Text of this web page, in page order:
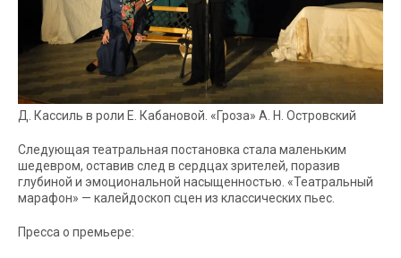
Д. Кассиль в роли Е. Кабановой. «Гроза» А. Н. Островский
Следующая театральная постановка стала маленьким
шедевром, оставив след в сердцах зрителей, поразив
глубиной и эмоциональной насыщенностью. «Театральный
марафон» — калейдоскоп сцен из классических пьес.
Пресса о премьере: